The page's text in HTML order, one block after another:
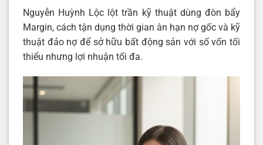
Nguyễn Huỳnh Lộc lột trần kỹ thuật dùng đòn bẩy
Margin, cách tận dụng thời gian ân hạn nợ gốc và kỹ
thuật đảo nợ để sở hữu bất động sản với số vốn tối
thiểu nhưng lợi nhuận tối đa.